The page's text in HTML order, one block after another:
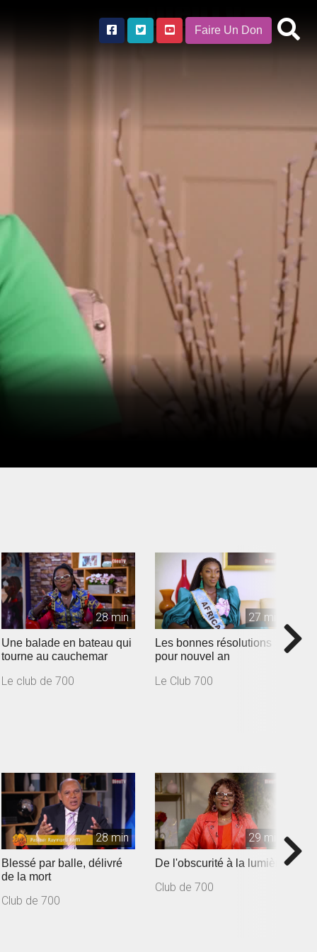
Faire Un Don
28 min
Une balade en bateau qui
tourne au cauchemar
Le club de 700
27 min
Les bonnes résolutions
pour nouvel an
Le Club 700
28 min
Blessé par balle, délivré
de la mort
Club de 700
29 min
De l'obscurité à la lumière
Club de 700